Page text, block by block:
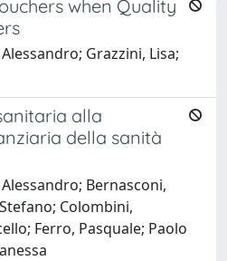
when Quality
Grazzini, Lisa;
alla
della sanità
Bernasconi,
Colombini,
Ferro, Pasquale; Paolo